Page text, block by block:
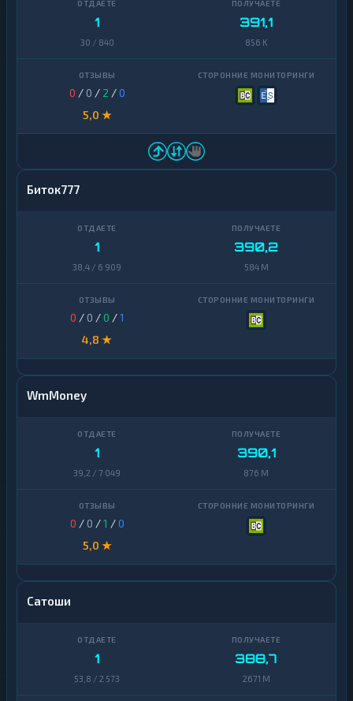
1
30 / 840
391,1
856 K
0 / 0 / 2 /0
5,0 ★
Биток777
1
38,4 / 6 909
390,2
584 M
0 / 0 /0 /1
4,8 ★
WmMoney
1
39,2 / 7 049
390,1
876 M
0 / 0 /1 /0
5,0 ★
Сатоши
1
53,8 / 2 573
388,7
2671 M